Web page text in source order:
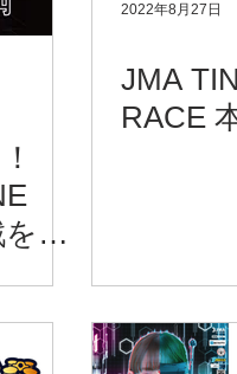
東
2022年8月27日
JMA
RACE